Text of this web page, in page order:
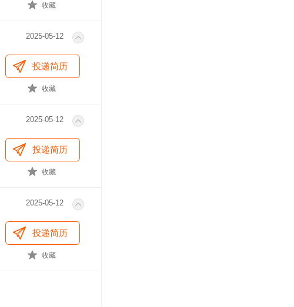
收藏
2025-05-12
投递简历
收藏
2025-05-12
投递简历
收藏
2025-05-12
投递简历
收藏